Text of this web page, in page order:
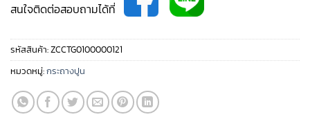
สนใจติดต่อสอบถามได้ที่
รหัสสินค้า:ZCCTG0100000121
หมวดหมู่:กระถางปูน